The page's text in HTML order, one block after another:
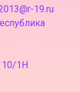
19.ru
10/1Н